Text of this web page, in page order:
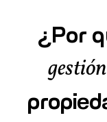
¿Por